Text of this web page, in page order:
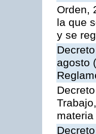
Orden,
la que
y se
agosto